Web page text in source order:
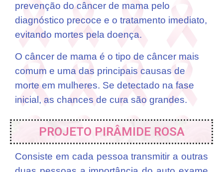
prevenção do câncer de mama pelo
diagnóstico precoce e o tratamento imediato,
evitando mortes pela doença.
O câncer de mama é o tipo de câncer mais
comum e uma das principais causas de
morte em mulheres. Se detectado na fase
inicial, as chances de cura são grandes.
PROJETO PIRÂMIDE ROSA
Consiste em cada pessoa transmitir a outras